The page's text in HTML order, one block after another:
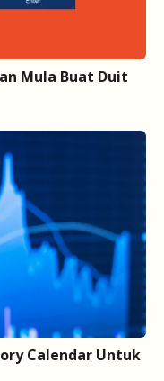
Mula Buat Duit
Calendar Untuk